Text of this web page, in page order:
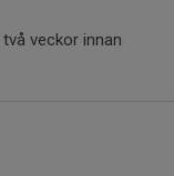
veckor innan